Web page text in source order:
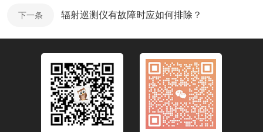
下一条 辐射巡测仪有故障时应如何排除？